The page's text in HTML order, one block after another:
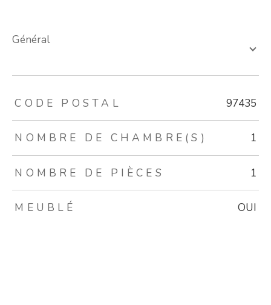
général
TRAD_ZEPHYR_Caracteristique TRAD_ZEPHYR_Valeurs
CODE POSTAL 97435
NOMBRE DE CHAMBRE(S) 1
NOMBRE DE PIÈCES 1
MEUBLÉ OUI